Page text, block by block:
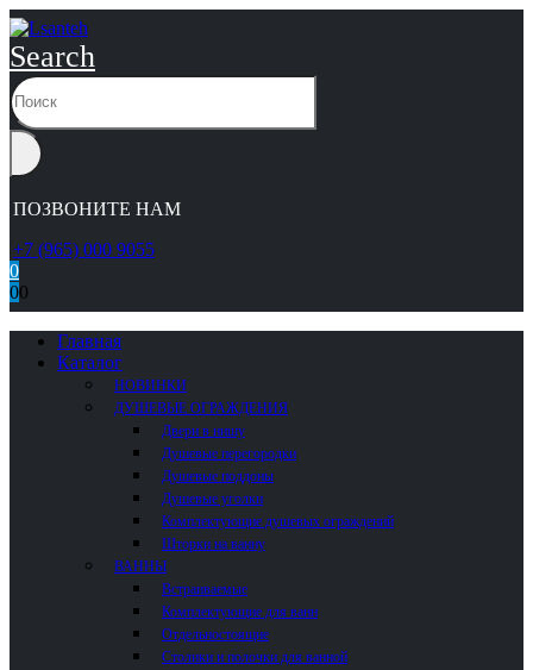
Search
ПОЗВОНИТЕ НАМ
+7 (965) 000 9055
0
00
Главная
Каталог
НОВИНКИ
ДУШЕВЫЕ ОГРАЖДЕНИЯ
Двери в нишу
Душевые перегородки
Душевые поддоны
Душевые уголки
Комплектующие душевых ограждений
Шторки на ванну
ВАННЫ
Встраиваемые
Комплектующие для ванн
Отдельностоящие
Столики и полочки для ванной